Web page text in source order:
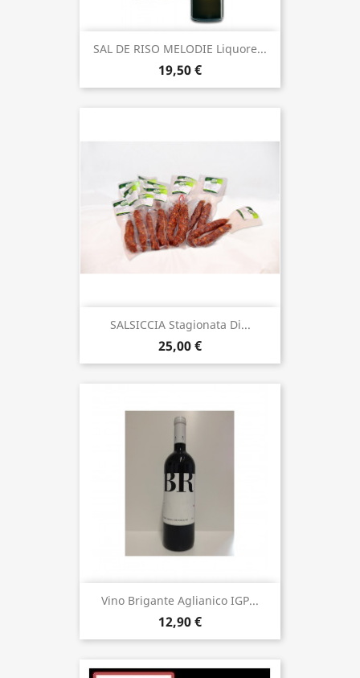
SAL DE RISO MELODIE Liquore...
19,50 €
SALSICCIA Stagionata Di...
25,00 €
Vino Brigante Aglianico IGP...
12,90 €